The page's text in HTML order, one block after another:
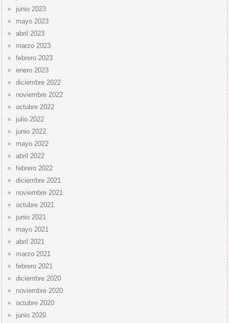
junio 2023
mayo 2023
abril 2023
marzo 2023
febrero 2023
enero 2023
diciembre 2022
noviembre 2022
octubre 2022
julio 2022
junio 2022
mayo 2022
abril 2022
febrero 2022
diciembre 2021
noviembre 2021
octubre 2021
junio 2021
mayo 2021
abril 2021
marzo 2021
febrero 2021
diciembre 2020
noviembre 2020
octubre 2020
junio 2020